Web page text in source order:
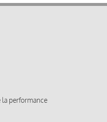
la performance